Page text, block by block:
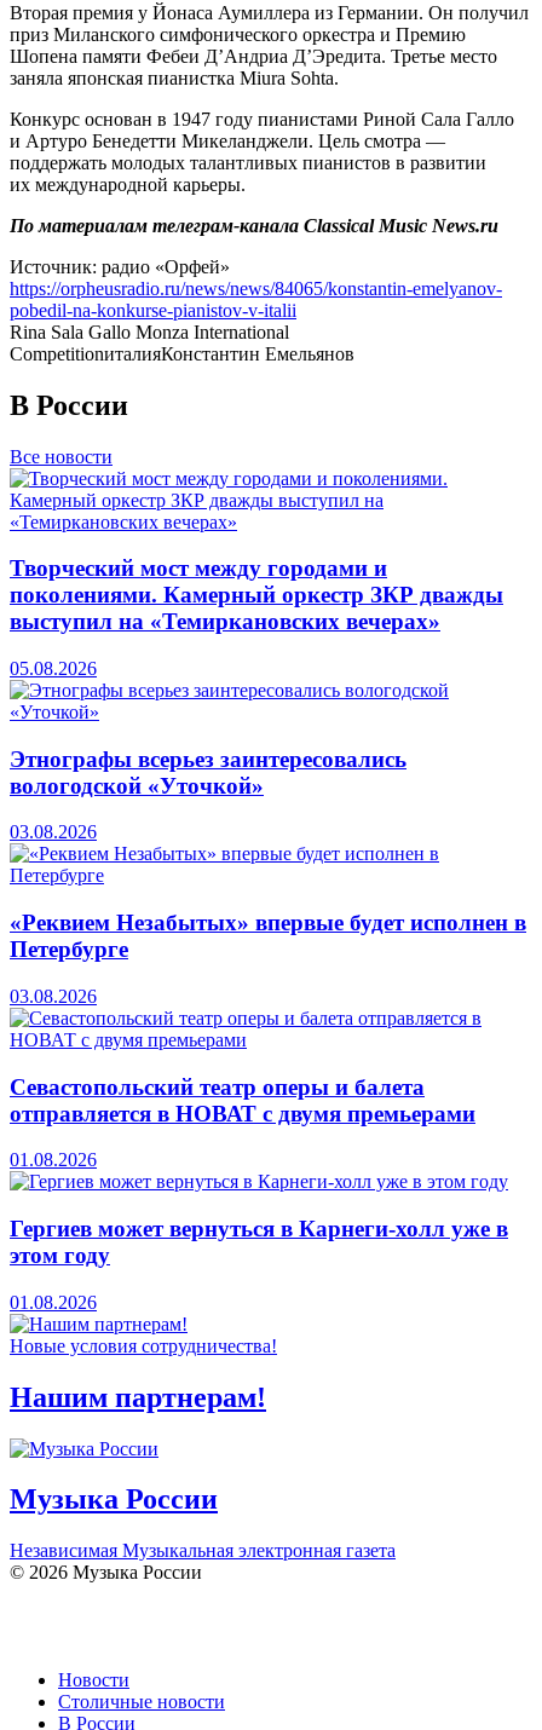
Вторая премия у Йонаса Аумиллера из Германии. Он получил
приз Миланского симфонического оркестра и Премию
Шопена памяти Фебеи Д’Андриа Д’Эредита. Третье место
заняла японская пианистка Miura Sohta.
Конкурс основан в 1947 году пианистами Риной Сала Галло
и Артуро Бенедетти Микеланджели. Цель смотра —
поддержать молодых талантливых пианистов в развитии
их международной карьеры.
По материалам телеграм-канала Сlassical Music News.ru
Источник: радио «Орфей»
https://orpheusradio.ru/news/news/84065/konstantin-emelyanov-
pobedil-na-konkurse-pianistov-v-italii
Rina Sala Gallo Monza International
CompetitionиталияКонстантин Емельянов
В России
Все новости
Творческий мост между городами и
поколениями. Камерный оркестр ЗКР дважды
выступил на «Темиркановских вечерах»
05.08.2026
Этнографы всерьез заинтересовались
вологодской «Уточкой»
03.08.2026
«Реквием Незабытых» впервые будет исполнен в
Петербурге
03.08.2026
Севастопольский театр оперы и балета
отправляется в НОВАТ с двумя премьерами
01.08.2026
Гергиев может вернуться в Карнеги-холл уже в
этом году
01.08.2026
Новые условия сотрудничества!
Нашим партнерам!
Музыка России
Независимая Музыкальная электронная газета
© 2026 Музыка России
Новости
Столичные новости
В России